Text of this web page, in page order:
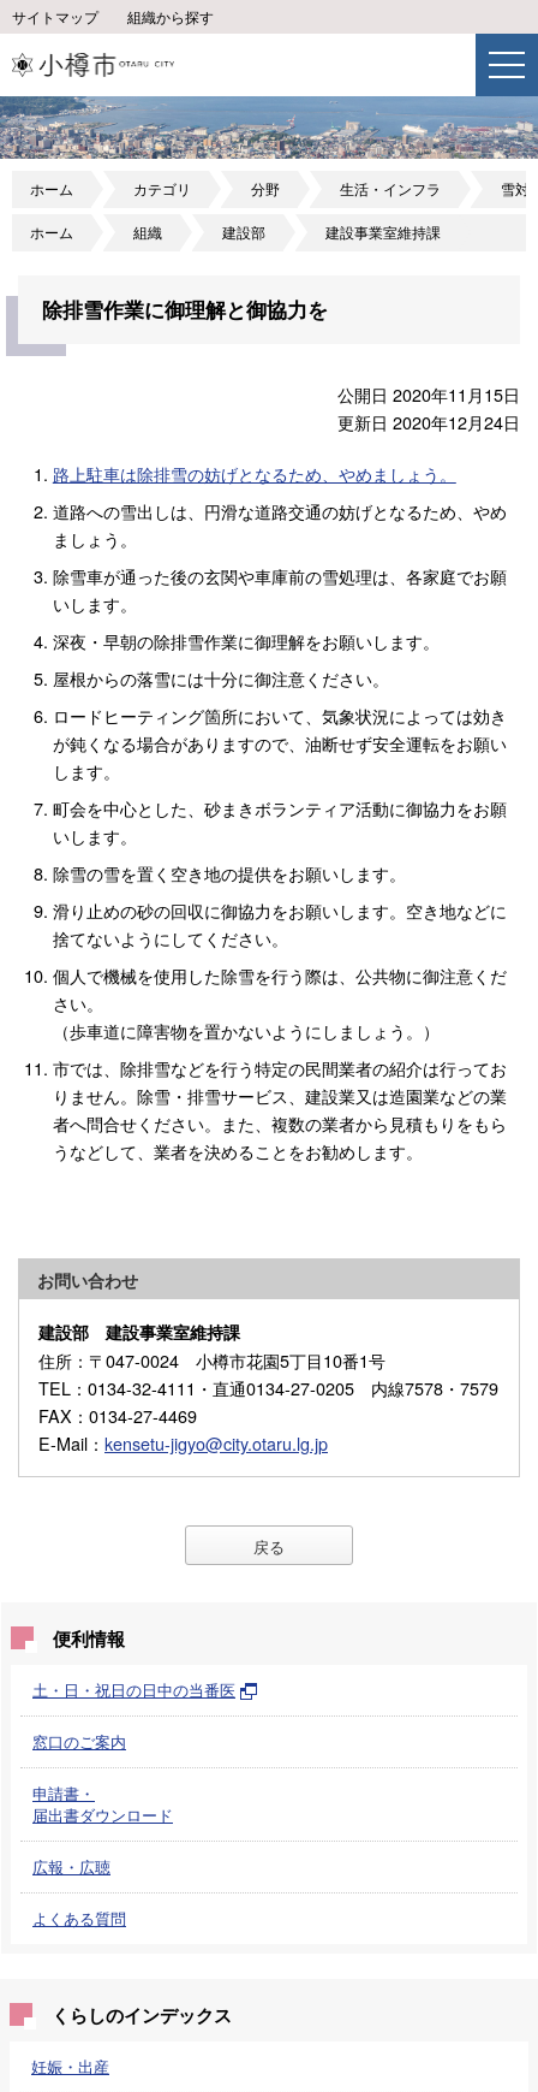
サイトマップ 組織から探す
ホーム カテゴリ 分野 生活・インフラ 雪対
ホーム 組織 建設部 建設事業室維持課
除排雪作業に御理解と御協力を
公開日 2020年11月15日
更新日 2020年12月24日
路上駐車は除排雪の妨げとなるため、やめましょう。
道路への雪出しは、円滑な道路交通の妨げとなるため、やめ
ましょう。
除雪車が通った後の玄関や車庫前の雪処理は、各家庭でお願
いします。
深夜・早朝の除排雪作業に御理解をお願いします。
屋根からの落雪には十分に御注意ください。
ロードヒーティング箇所において、気象状況によっては効き
が鈍くなる場合がありますので、油断せず安全運転をお願い
します。
町会を中心とした、砂まきボランティア活動に御協力をお願
いします。
除雪の雪を置く空き地の提供をお願いします。
滑り止めの砂の回収に御協力をお願いします。空き地などに
捨てないようにしてください。
個人で機械を使用した除雪を行う際は、公共物に御注意くだ
さい。
（歩車道に障害物を置かないようにしましょう。）
市では、除排雪などを行う特定の民間業者の紹介は行ってお
りません。除雪・排雪サービス、建設業又は造園業などの業
者へ問合せください。また、複数の業者から見積もりをもら
うなどして、業者を決めることをお勧めします。
お問い合わせ
建設部 建設事業室維持課
住所 ：〒047-0024 小樽市花園5丁目10番1号
TEL ：0134-32-4111・直通0134-27-0205 内線7578・7579
FAX ：0134-27-4469
E-Mail ： kensetu-jigyo@city.otaru.lg.jp
戻る
便利情報
土・日・祝日の日中の当番医
窓口のご案内
申請書・
届出書ダウンロード
広報・広聴
よくある質問
くらしのインデックス
妊娠・出産